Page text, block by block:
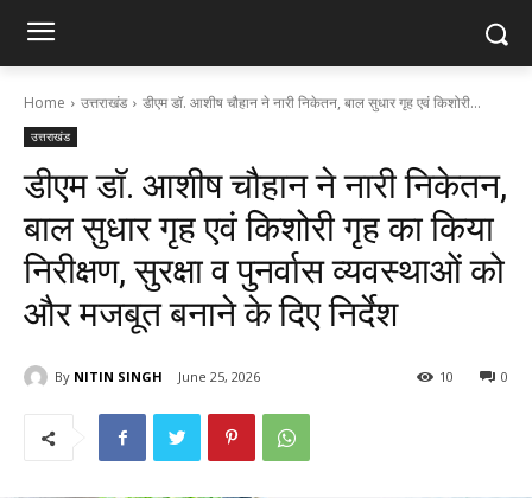
Home उत्तराखंड डीएम डॉ. आशीष चौहान ने नारी निकेतन, बाल सुधार गृह एवं किशोरी...
उत्तराखंड
डीएम डॉ. आशीष चौहान ने नारी निकेतन,
बाल सुधार गृह एवं किशोरी गृह का किया
निरीक्षण, सुरक्षा व पुनर्वास व्यवस्थाओं को
और मजबूत बनाने के दिए निर्देश
By NITIN SINGH June 25, 2026 0
10